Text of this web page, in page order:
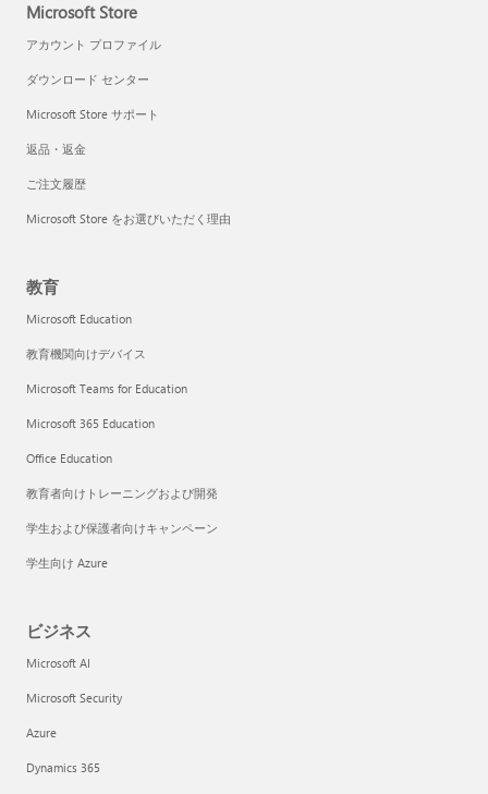
Microsoft Store
アカウント プロファイル
ダウンロード センター
Microsoft Store サポート
返品・返金
ご注文履歴
Microsoft Store をお選びいただく理由
教育
Microsoft Education
教育機関向けデバイス
Microsoft Teams for Education
Microsoft 365 Education
Office Education
教育者向けトレーニングおよび開発
学生および保護者向けキャンペーン
学生向け Azure
ビジネス
Microsoft AI
Microsoft Security
Azure
Dynamics 365